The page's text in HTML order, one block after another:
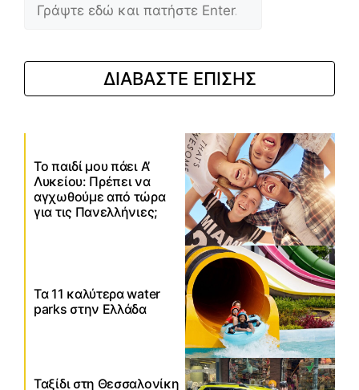
ΔΙΑΒΑΣΤΕ ΕΠΙΣΗΣ
Το παιδί μου πάει Α’
Λυκείου: Πρέπει να
αγχωθούμε από τώρα
για τις Πανελλήνιες;
Τα 11 καλύτερα water
parks στην Ελλάδα
Ταξίδι στη Θεσσαλονίκη